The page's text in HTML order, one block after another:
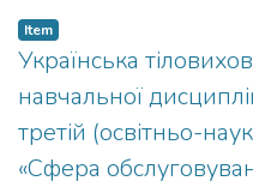
ст. Основна увага
українському
половини ХХ ст., час коли
сформувалися основні
людського буття.
Item
Українська
навчальної
третій (освітньо-
«Сфера